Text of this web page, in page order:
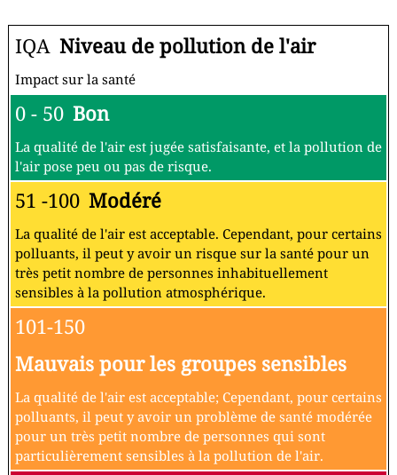
IQA Niveau de pollution de l'air
Impact sur la santé
0 - 50 Bon
La qualité de l'air est jugée satisfaisante, et la pollution de
l'air pose peu ou pas de risque.
51 -100 Modéré
La qualité de l'air est acceptable. Cependant, pour certains
polluants, il peut y avoir un risque sur la santé pour un
très petit nombre de personnes inhabituellement
sensibles à la pollution atmosphérique.
101-150
Mauvais pour les groupes sensibles
La qualité de l'air est acceptable; Cependant, pour certains
polluants, il peut y avoir un problème de santé modérée
pour un très petit nombre de personnes qui sont
particulièrement sensibles à la pollution de l'air.